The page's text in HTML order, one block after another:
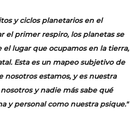
y ciclos planetarios en el
el primer respiro, los planetas se
lugar que ocupamos en la tierra,
Esta es un mapeo subjetivo de
estamos, y es nuestra
y nadie más sabe qué
y personal como nuestra psique."